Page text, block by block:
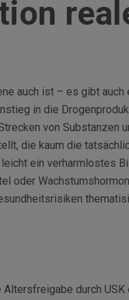
auch ist – es gibt
in die
von Substanzen
die kaum die
ein verharmlostes
oder
durch